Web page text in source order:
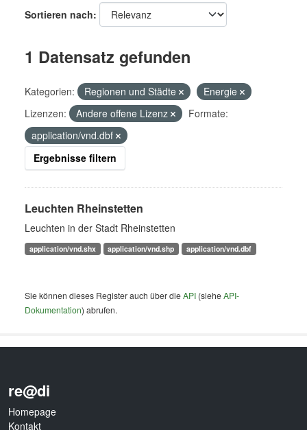
Sortieren nach
1 Datensatz gefunden
Kategorien: Regionen und Städte
Energie
Lizenzen:
Andere offene Lizenz
Formate:
application/vnd.dbf
Ergebnisse filtern
Leuchten Rheinstetten
Leuchten in der Stadt Rheinstetten
application/vnd.shx application/vnd.shp application/vnd.dbf
Sie können dieses Register auch über dieAPI (sieheAPI-
Dokumentation) abrufen.
re@di
Homepage
Kontakt